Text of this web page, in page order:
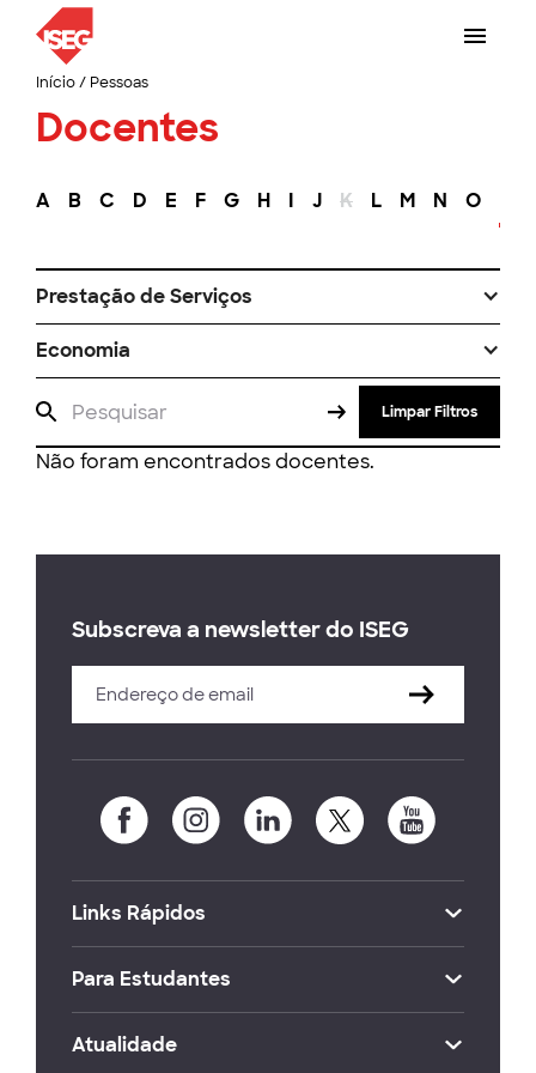
Início/ Pessoas
Docentes
A B C D E F G H I J K L M N O
Prestação de Serviços
Economia
Limpar Filtros
Não foram encontrados docentes.
Subscreva a newsletter do ISEG
Links Rápidos
Para Estudantes
Atualidade